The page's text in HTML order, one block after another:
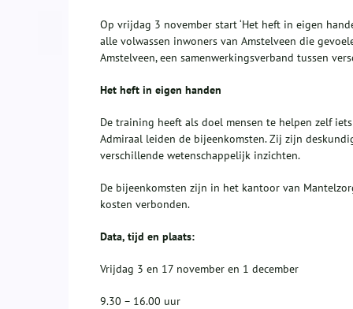
Op vrijdag 3 november start ‘Het heft in eigen
alle volwassen inwoners van Amstelveen die
Amstelveen, een samenwerkingsverband tussen
Het heft in eigen handen
De training heeft als doel mensen te helpen zelf
Admiraal leiden de bijeenkomsten. Zij zijn
verschillende wetenschappelijk inzichten.
De bijeenkomsten zijn in het kantoor van
kosten verbonden.
Data, tijd en plaats:
Vrijdag 3 en 17 november en 1 december
9.30 – 16.00 uur